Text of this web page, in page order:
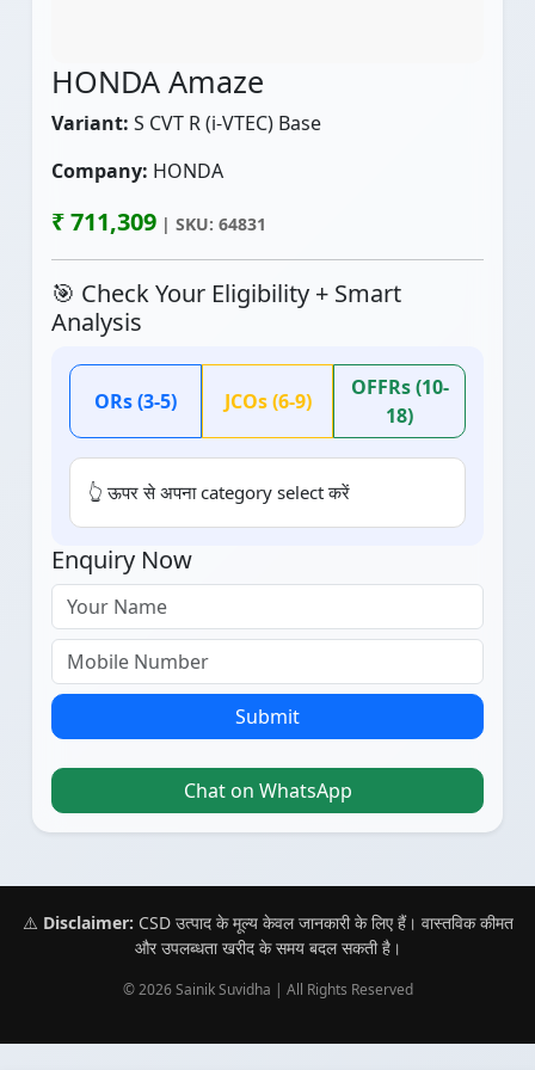
HONDA Amaze
Variant: S CVT R (i-VTEC) Base
Company: HONDA
₹ 711,309 | SKU: 64831
🎯 Check Your Eligibility + Smart
Analysis
ORs (3-5) JCOs (6-9)
OFFRs (10-
18)
👆 ऊपर से अपना category select करें
Enquiry Now
Submit
Chat on WhatsApp
⚠️ Disclaimer: CSD उत्पाद के मूल्य केवल जानकारी के लिए हैं। वास्तविक कीमत
और उपलब्धता खरीद के समय बदल सकती है।
© 2026 Sainik Suvidha | All Rights Reserved